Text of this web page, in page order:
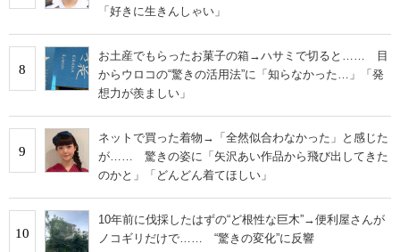
「好きに生きんしゃい」
8
お土産でもらったお菓子の箱→ハサミで切ると…… 目
からウロコの“驚きの活用法”に「知らなかった…」「発
想力が羨ましい」
9
ネットで買った着物→「全然似合わなかった」と感じた
が…… 驚きの姿に「矢沢あい作品から飛び出してきた
のかと」「どんどん着てほしい」
10
10年前に伐採したはずの“ど根性な巨木”→便利屋さんが
ノコギリだけで…… “驚きの変化”に反響